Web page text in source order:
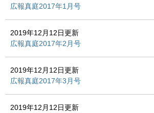
広報真庭2017年1月号
2019年12月12日更新
広報真庭2017年2月号
2019年12月12日更新
広報真庭2017年3月号
2019年12月12日更新